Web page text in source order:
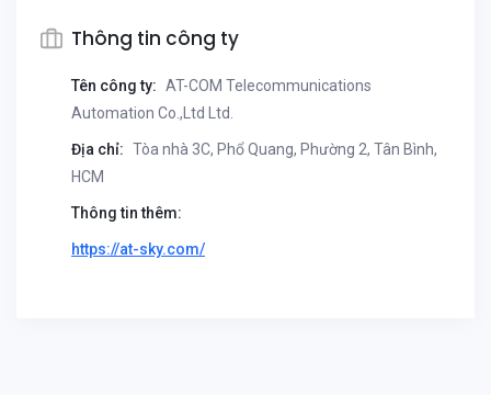
Thông tin công ty
Tên công ty: AT-COM Telecommunications
Automation Co.,Ltd Ltd.
Địa chỉ: Tòa nhà 3C, Phổ Quang, Phường 2, Tân Bình,
HCM
Thông tin thêm:
https://at-sky.com/